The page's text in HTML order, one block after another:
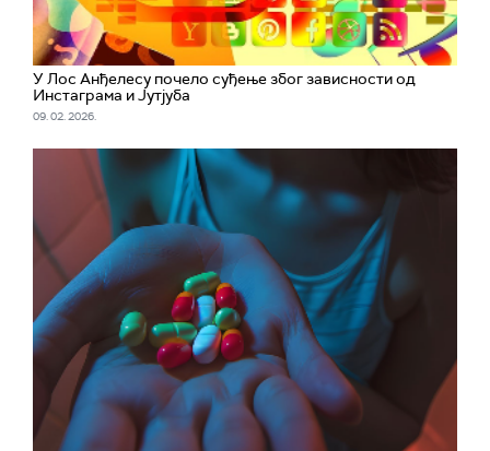
У Лос Анђелесу почело суђење због зависности од
Инстаграма и Јутјуба
09. 02. 2026.